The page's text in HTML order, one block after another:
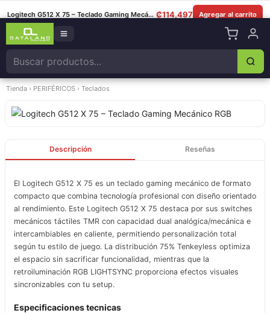
Facebook|
Logitech G512 X 75 – Teclado Gaming Mecánico RGB ₡114,497 Agregar al carrito
Tienda › PERIFÉRICOS › Teclados
Descripción Reseñas
El Logitech G512 X 75 es un teclado gaming mecánico de formato
compacto que combina tecnología profesional con diseño orientado
al rendimiento. Este Logitech G512 X 75 destaca por sus switches
mecánicos táctiles TMR con capacidad dual analógica/mecánica e
intercambiables en caliente, permitiendo personalización total
según tu estilo de juego. La distribución 75% Tenkeyless optimiza
el espacio sin sacrificar funcionalidad, mientras que la
retroiluminación RGB LIGHTSYNC proporciona efectos visuales
sincronizables con tu setup.
Especificaciones tecnicas